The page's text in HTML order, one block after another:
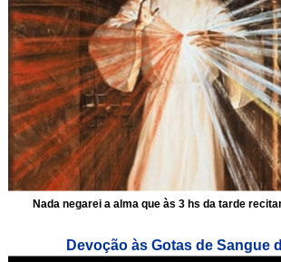
Nada negarei a alma que às 3 hs da tarde
Devoção às Gotas de Sangue